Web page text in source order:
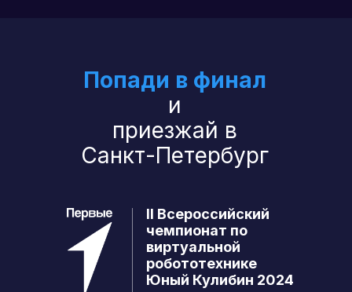
Попади в финал
и
приезжай в
Санкт-Петербург
II Всероссийский
чемпионат по
виртуальной
робототехнике
Юный Кулибин 2024